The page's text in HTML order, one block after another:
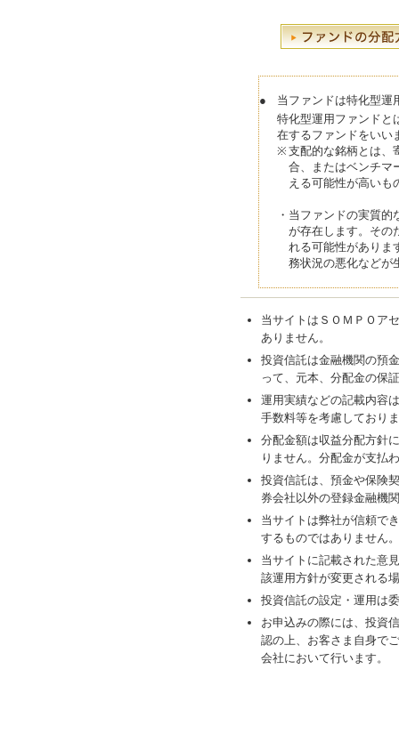
●
当ファンドは特化型運
特化型運用ファンドと
在するファンドをいい
※ 支配的な銘柄とは、
合、またはベンチマ
える可能性が高いも
・ 当ファンドの実質的
が存在します。その
れる可能性がありま
務状況の悪化などが
当サイトはＳＯＭＰＯア
ありません。
投資信託は金融機関の預
って、元本、分配金の保
運用実績などの記載内容
手数料等を考慮しており
分配金額は収益分配方針
りません。分配金が支払
投資信託は、預金や保険
券会社以外の登録金融機
当サイトは弊社が信頼で
するものではありません
当サイトに記載された意
該運用方針が変更される
投資信託の設定・運用は
お申込みの際には、投資
認の上、お客さま自身で
会社において行います。